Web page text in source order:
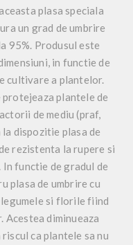
plasa speciala
un grad de umbrire
95%. Produsul este
in functie de
cultivare a plantelor.
plantele de
de mediu (praf,
la dispozitie plasa de
rezistenta la rupere si
functie de gradul de
plasa de umbrire cu
legumele si florile fiind
diminueaza
ca plantele sa nu